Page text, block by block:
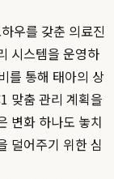
우를 갖춘 의료진
시스템을 운영하
를 통해 태아의 상
맞춤 관리 계획을
변화 하나도 놓치
덜어주기 위한 심